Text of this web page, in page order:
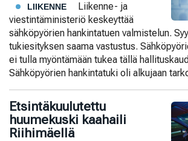
LIIKENNE
Liikenne- ja
viestintäministeriö keskeyttää
sähköpyörien hankintatuen valmistelun.
tukiesityksen saama vastustus.
ei tulla myöntämään tukea tällä
Sähköpyörien hankintatuki oli alkujaan
Etsintäkuulutettu
huumekuski kaahaili
Riihimäellä